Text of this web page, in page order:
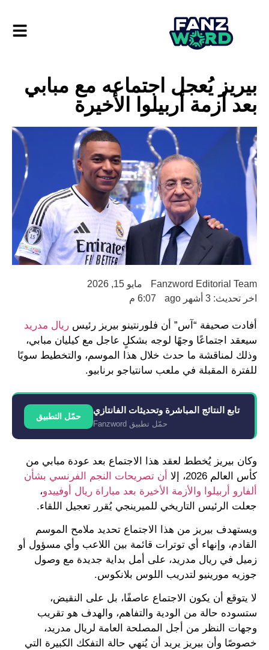
بيريز يُعجل اجتماعه مع مبابي
بعد أزمة أربيلوا الأخيرة
Fanzword Editorial Team
مايو 15, 2026
اخر تحديث: 3 أشهر ago
6:07 م
أفادت صحيفة “آس” أن فلورنتينو بيريز رئيس ريال مدريد
سيعقد اجتماعًا وجهًا لوجه بشكلٍ عاجل مع كيليان مبابي،
وذلك لمناقشة ما حدث خلال هذا الموسم، والتخطيط سويًا
للفترة المقبلة في ملعب سانتياجو برنابيو.
تابع النتائج المباشرة وتحديثات الفانتازي
حمّل تطبيق Fanzword
حمّل التطبيق
وكان بيريز يُخطط لعقد هذا الاجتماع بعد عودة مبابي من
كأس العالم 2026، إلا
أن تصريحات النجم الفرنسي بشأن
ألفارو أربيلوا والأزمة الأخيرة بعد مباراة ريال أوفييدو،
جعلت الرئيس التاريخي للميرينجي يُقرر تعجيل اللقاء.
ويستهدف بيريز من هذا الاجتماع تحديد ملامح الموسم
القادم، وإنهاء أي توترات قائمة بين اللاعب وأي مسؤول أو
زميل في ريال مدريد، على أمل بداية جديدة مع وصول
جوزيه مورينيو لتدريب اللوس بلانكوس.
لا يتوقع أن يكون الاجتماع عاصفًا، بل على النقيض،
ستسوده حالة من الودية والتفاهم، والهدف هو تقريب
وجهات النظر من أجل المصلحة العامة لريال مدريد،
خصوصًا وأن بيريز يريد أن يُنهي حالة التفكك الكبيرة التي